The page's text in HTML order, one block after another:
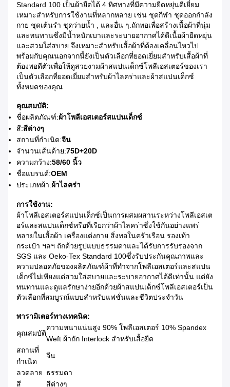
Standard 100 เป็นผ้ายืดได้ 4 ทิศทางที่มีความยืดหยุ่นดีเยี่ยม
เหมาะสำหรับการใช้งานที่หลากหลาย เช่น ชุดกีฬา ชุดออกกำลัง
กาย ชุดเต้นรำ ชุดว่ายน้ำ , และอื่น ๆ.ถักทอเพื่อสร้างเนื้อผ้าที่นุ่ม
และทนทานซึ่งมีน้ำหนักเบาและระบายอากาศได้ดีเนื้อผ้ายืดหยุ่น
และสวมใส่สบาย จึงเหมาะสำหรับเสื้อผ้าที่ต้องเคลื่อนไหวไป
พร้อมกับคุณนอกจากนี้ยังเป็นตัวเลือกที่ยอดเยี่ยมสำหรับเสื้อผ้าที่
ต้องพอดีตัวเพื่อให้ดูสวยงามผ้าสแปนเด็กซ์โพลีเอสเตอร์ของเรา
เป็นตัวเลือกที่ยอดเยี่ยมสำหรับผ้าไลคร่าและผ้าสแปนเด็กซ์
ทั้งหมดของคุณ
คุณสมบัติ:
ชื่อผลิตภัณฑ์:ผ้าโพลีเอสเตอร์สแปนเด็กซ์
สี:สีต่างๆ
สถานที่กำเนิด:จีน
จำนวนเส้นด้าย:75D+20D
ความกว้าง:58/60 นิ้ว
ชื่อแบรนด์:OEM
ประเภทผ้า:ผ้าไลคร่า
การใช้งาน:
ผ้าโพลีเอสเตอร์สแปนเด็กซ์เป็นการผสมผสานระหว่างโพลีเอสเต
อร์และสแปนเด็กซ์หรือที่เรียกว่าผ้าไลคร่าซึ่งใช้กันอย่างแพร่
หลายในเสื้อผ้า เครื่องแต่งกาย สิ่งทอในครัวเรือน รองเท้า
กระเป๋า ฯลฯ ถักด้วยรูปแบบธรรมดาและได้รับการรับรองจาก
SGS และ Oeko-Tex Standard 100ซึ่งรับประกันคุณภาพและ
ความปลอดภัยของผลิตภัณฑ์ผ้าที่ทำจากโพลีเอสเตอร์และสแปน
เด็กซ์ไม่เพียงแต่สวมใส่สบายและระบายอากาศได้ดีเท่านั้น แต่ยัง
ทนทานและดูแลรักษาง่ายอีกด้วยผ้าสแปนเด็กซ์โพลีเอสเตอร์เป็น
ตัวเลือกที่สมบูรณ์แบบสำหรับแฟชั่นและชีวิตประจำวัน
พารามิเตอร์ทางเทคนิค:
คุณสมบัติ
ความหนาแน่นสูง 90% โพลีเอสเตอร์ 10% Spandex
Weft ผ้าถัก Interlock สำหรับเสื้อยืด
สถานที่
กำเนิด
จีน
ลวดลาย ธรรมดา
สี
สีต่างๆ